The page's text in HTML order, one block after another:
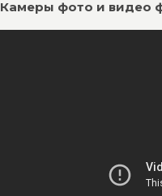
Камеры фото и видео